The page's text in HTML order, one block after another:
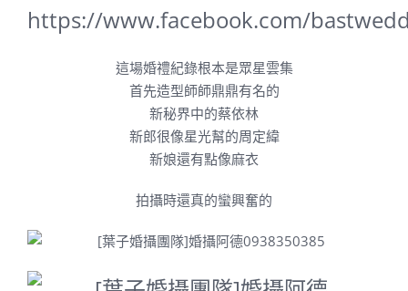
https://www.facebook.com/
這場婚禮紀錄根本是眾星雲集
首先造型師師鼎鼎有名的
新秘界中的蔡依林
新郎很像星光幫的周定緯
新娘還有點像麻衣
拍攝時還真的蠻興奮的